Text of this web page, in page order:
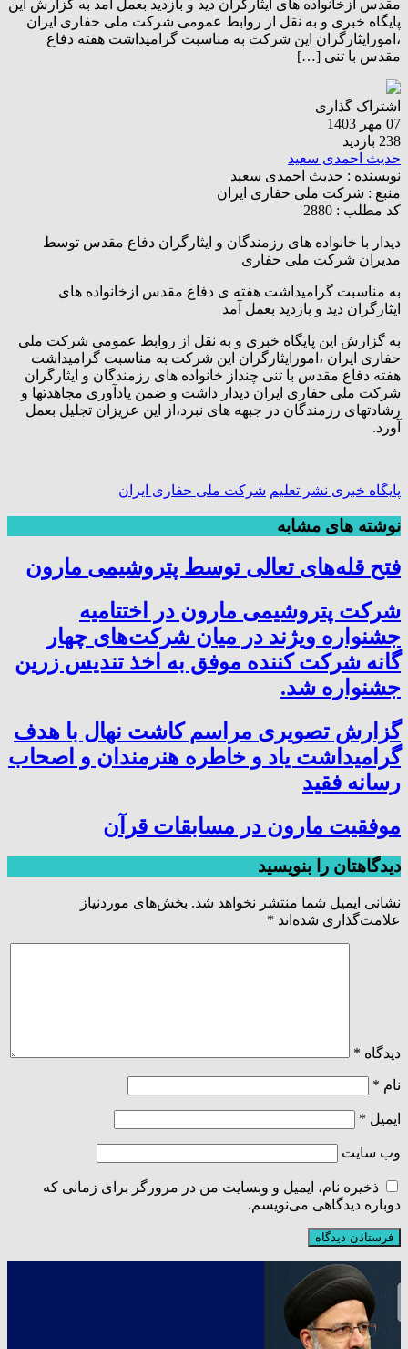
مقدس ازخانواده های ایثارگران دید و بازدید بعمل آمد به گزارش این
پایگاه خبری و به نقل از روابط عمومی شرکت ملی حفاری ایران
،امورایثارگران این شرکت به مناسبت گرامیداشت هفته دفاع
مقدس با تنی […]
اشتراک گذاری
07 مهر 1403
238 بازدید
حدیث احمدی سعید
نویسنده : حدیث احمدی سعید
منبع : شرکت ملی حفاری ایران
کد مطلب : 2880
دیدار با خانواده های رزمندگان و ایثارگران دفاع مقدس توسط
مدیران شرکت ملی حفاری
به مناسبت گرامیداشت هفته ی دفاع مقدس ازخانواده های
ایثارگران دید و بازدید بعمل آمد
به گزارش این پایگاه خبری و به نقل از روابط عمومی شرکت ملی
حفاری ایران ،امورایثارگران این شرکت به مناسبت گرامیداشت
هفته دفاع مقدس با تنی چنداز خانواده های رزمندگان و ایثارگران
شرکت ملی حفاری ایران دیدار داشت و ضمن یادآوری مجاهدتها و
رشادتهای رزمندگان در جبهه های نبرد،از این عزیزان تجلیل بعمل
آورد.
پایگاه خبری نشر تعلیم شرکت ملی حفاری ایران
نوشته های مشابه
فتح‌ قله‌های تعالی توسط پتروشیمی مارون
شرکت پتروشیمی مارون در اختتامیه
جشنواره ویژند در میان شرکت‌های چهار
گانه شرکت کننده موفق به اخذ تندیس زرین
جشنواره شد.
گزارش تصویری مراسم کاشت نهال با هدف
گرامیداشت یاد و خاطره هنرمندان و اصحاب
رسانه فقید
موفقیت مارون در مسابقات قرآن
دیدگاهتان را بنویسید
نشانی ایمیل شما منتشر نخواهد شد. بخش‌های موردنیاز
علامت‌گذاری شده‌اند *
دیدگاه *
نام *
ایمیل *
وب‌ سایت
ذخیره نام، ایمیل و وبسایت من در مرورگر برای زمانی که
دوباره دیدگاهی می‌نویسم.